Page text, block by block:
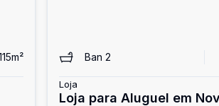
m² Ban 2
Loja
Loja para Aluguel em